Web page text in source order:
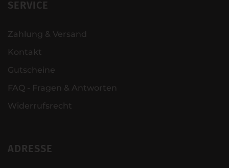
SERVICE
Zahlung & Versand
Kontakt
Gutscheine
FAQ - Fragen & Antworten
Widerrufsrecht
ADRESSE